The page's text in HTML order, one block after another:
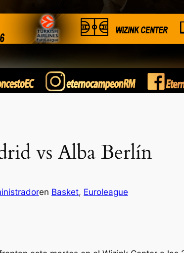
vs Alba Berlín
en Basket, Euroleague